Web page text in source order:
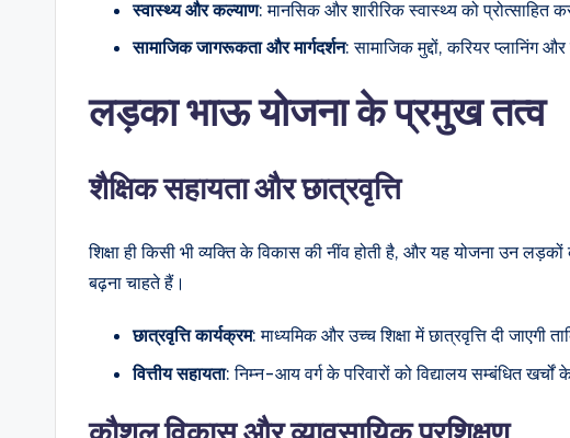
स्वास्थ्यऔरकल्याण: मानसिक और शारीरिक स्वास्थ्य को प्रोत्साहित
सामाजिकजागरूकताऔरमार्गदर्शन: सामाजिक मुद्दों, करियर प्लानिंग
लड़काभाऊयोजनाकेप्रमुखतत्व
शैक्षिक सहायता और छात्रवृत्ति
शिक्षा ही किसी भी व्यक्ति के विकास की नींव होती है, और यह योजना उन
बढ़ना चाहते हैं।
छात्रवृत्तिकार्यक्रम: माध्यमिक और उच्च शिक्षा में छात्रवृत्ति दी
वित्तीयसहायता: निम्न-आय वर्ग के परिवारों को विद्यालय सम्बंधित